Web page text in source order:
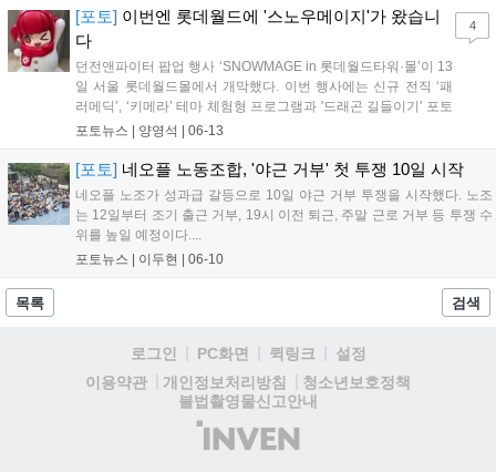
서 전면...
[포토] 이번엔 롯데월드에 '스노우메이지'가 왔습니
다
던전앤파이터 팝업 행사 ‘SNOWMAGE in 롯데월드타워·몰’이 13
일 서울 롯데월드몰에서 개막했다. 이번 행사에는 신규 전직 ‘패
러메딕’, ‘키메라’ 테마 체험형 프로그램과 '드래곤 길들이기' 포토
존 등 다양한 즐길 거리가 마련됐다. 체험존에서는 미니게임을 통
다....
포토뉴스 | 양영석 06-13
4
[포토] 네오플 노동조합, '야근 거부' 첫 투쟁 10일 시작
네오플 노조가 성과급 갈등으로 10일 야근 거부 투쟁을 시작했다. 노조
는 12일부터 조기 출근 거부, 19시 이전 퇴근, 주말 근로 거부 등 투쟁 수
위를 높일 예정이다....
포토뉴스 | 이두현 06-10
목록 검색
로그인 PC화면 퀵링크
설정
이용약관
개인정보처리방침
청소년보호정책
불법촬영물신고안내
(주)
인